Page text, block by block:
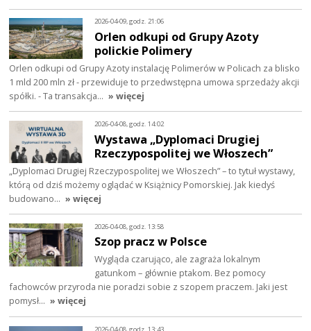
2026-04-09, godz. 21:06
Orlen odkupi od Grupy Azoty
polickie Polimery
Orlen odkupi od Grupy Azoty instalację Polimerów w Policach za blisko
1 mld 200 mln zł - przewiduje to przedwstępna umowa sprzedaży akcji
spółki. - Ta transakcja… » więcej
2026-04-08, godz. 14:02
Wystawa „Dyplomaci Drugiej
Rzeczypospolitej we Włoszech”
„Dyplomaci Drugiej Rzeczypospolitej we Włoszech” – to tytuł wystawy,
którą od dziś możemy oglądać w Książnicy Pomorskiej. Jak kiedyś
budowano… » więcej
2026-04-08, godz. 13:58
Szop pracz w Polsce
Wygląda czarująco, ale zagraża lokalnym
gatunkom – głównie ptakom. Bez pomocy
fachowców przyroda nie poradzi sobie z szopem praczem. Jaki jest
pomysł… » więcej
2026-04-08, godz. 13:43